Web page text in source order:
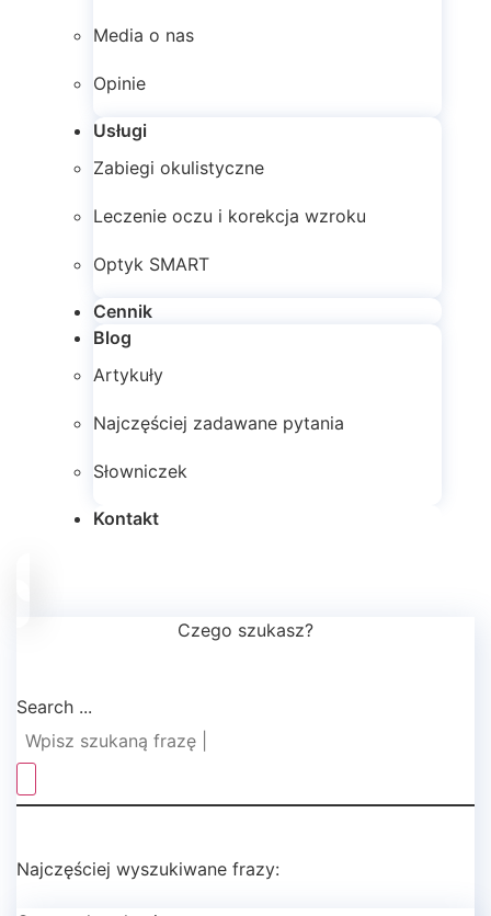
Media o nas
Opinie
Usługi
Zabiegi okulistyczne
Leczenie oczu i korekcja wzroku
Optyk SMART
Cennik
Blog
Artykuły
Najczęściej zadawane pytania
Słowniczek
Kontakt
Czego szukasz?
Search ...
Najczęściej wyszukiwane frazy: